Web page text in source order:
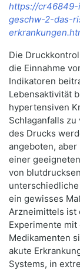
https://cr46849-
geschw-2-das-
Die
die Einnahme
Indikatoren
Lebensaktivität
hypertensiven
Schlaganfalls
des Drucks
angeboten,
einer
von
ein gewisses
Arzneimittels ist
Experimente
Medikamenten
akute
Systems, in